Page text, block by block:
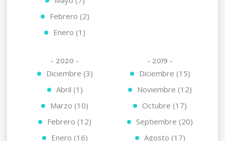
Febrero (2)
Enero (1)
- 2020 -
Diciembre (3)
Abril (1)
Marzo (10)
Febrero (12)
Enero (16)
- 2019 -
Diciembre (15)
Noviembre (12)
Octubre (17)
Septiembre (20)
Agosto (17)